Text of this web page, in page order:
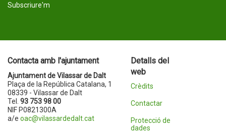
Subscriure'm
Contacta amb l'ajuntament
Ajuntament de Vilassar de Dalt
Plaça de la República Catalana, 1
08339 - Vilassar de Dalt
Tel. 93 753 98 00
NIF P0821300A
a/e oac@vilassardedalt.cat
Detalls del
web
Crèdits
Contactar
Protecció de
dades